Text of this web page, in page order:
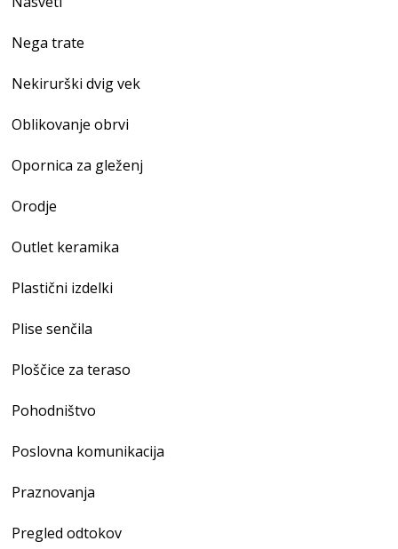
Nega trate
Nekirurški dvig vek
Oblikovanje obrvi
Opornica za gleženj
Orodje
Outlet keramika
Plastični izdelki
Plise senčila
Ploščice za teraso
Pohodništvo
Poslovna komunikacija
Praznovanja
Pregled odtokov